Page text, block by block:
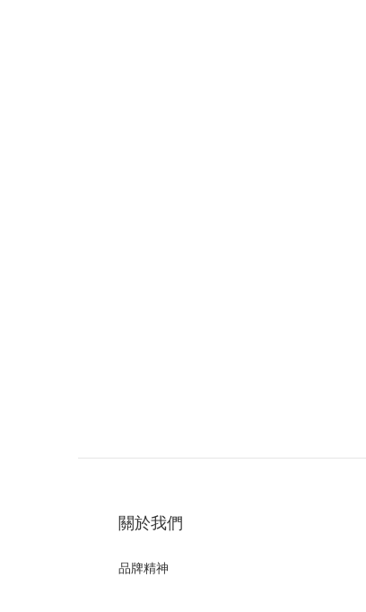
關於我們
品牌精神